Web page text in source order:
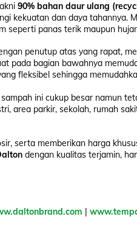
90% bahan daur ulang
kekuatan dan daya tahannya.
seperti panas terik maupun
penutup atas yang rapat,
pada bagian bawahnya
fleksibel sehingga
ini cukup besar namun
area parkir, sekolah, rumah
serta memberikan harga
dengan kualitas terjamin,
|